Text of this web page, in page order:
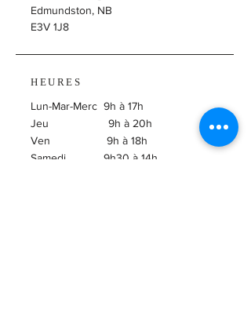
Edmundston, NB
E3V 1J8
HEURES
Lun-Mar-Merc 9h à 17h
Jeu 9h à 20h
Ven 9h à 18h
Samedi 9h30 à 14h